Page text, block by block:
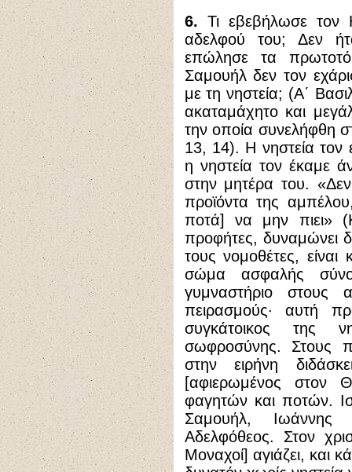
6. Τι εβεβήλωσε τον
αδελφού του; Δεν
επώλησε τα
Σαμουήλ δεν τον
με τη νηστεία; (Α΄
ακαταμάχητο και
την οποία συνελήφθη
13, 14). Η νηστεία τον
η νηστεία τον έκαμε
στην μητέρα του.
προϊόντα της
ποτά] να μην πιει»
προφήτες, δυναμώνει
τους νομοθέτες,
σώμα ασφαλής
γυμναστήριο στους
πειρασμούς· αυτή
συγκάτοικος της
σωφροσύνης. Στους
στην ειρήνη
[αφιερωμένος
φαγητών και ποτών.
Σαμουήλ,
Αδελφόθεος. Στον
Μοναχοί] αγιάζει, και